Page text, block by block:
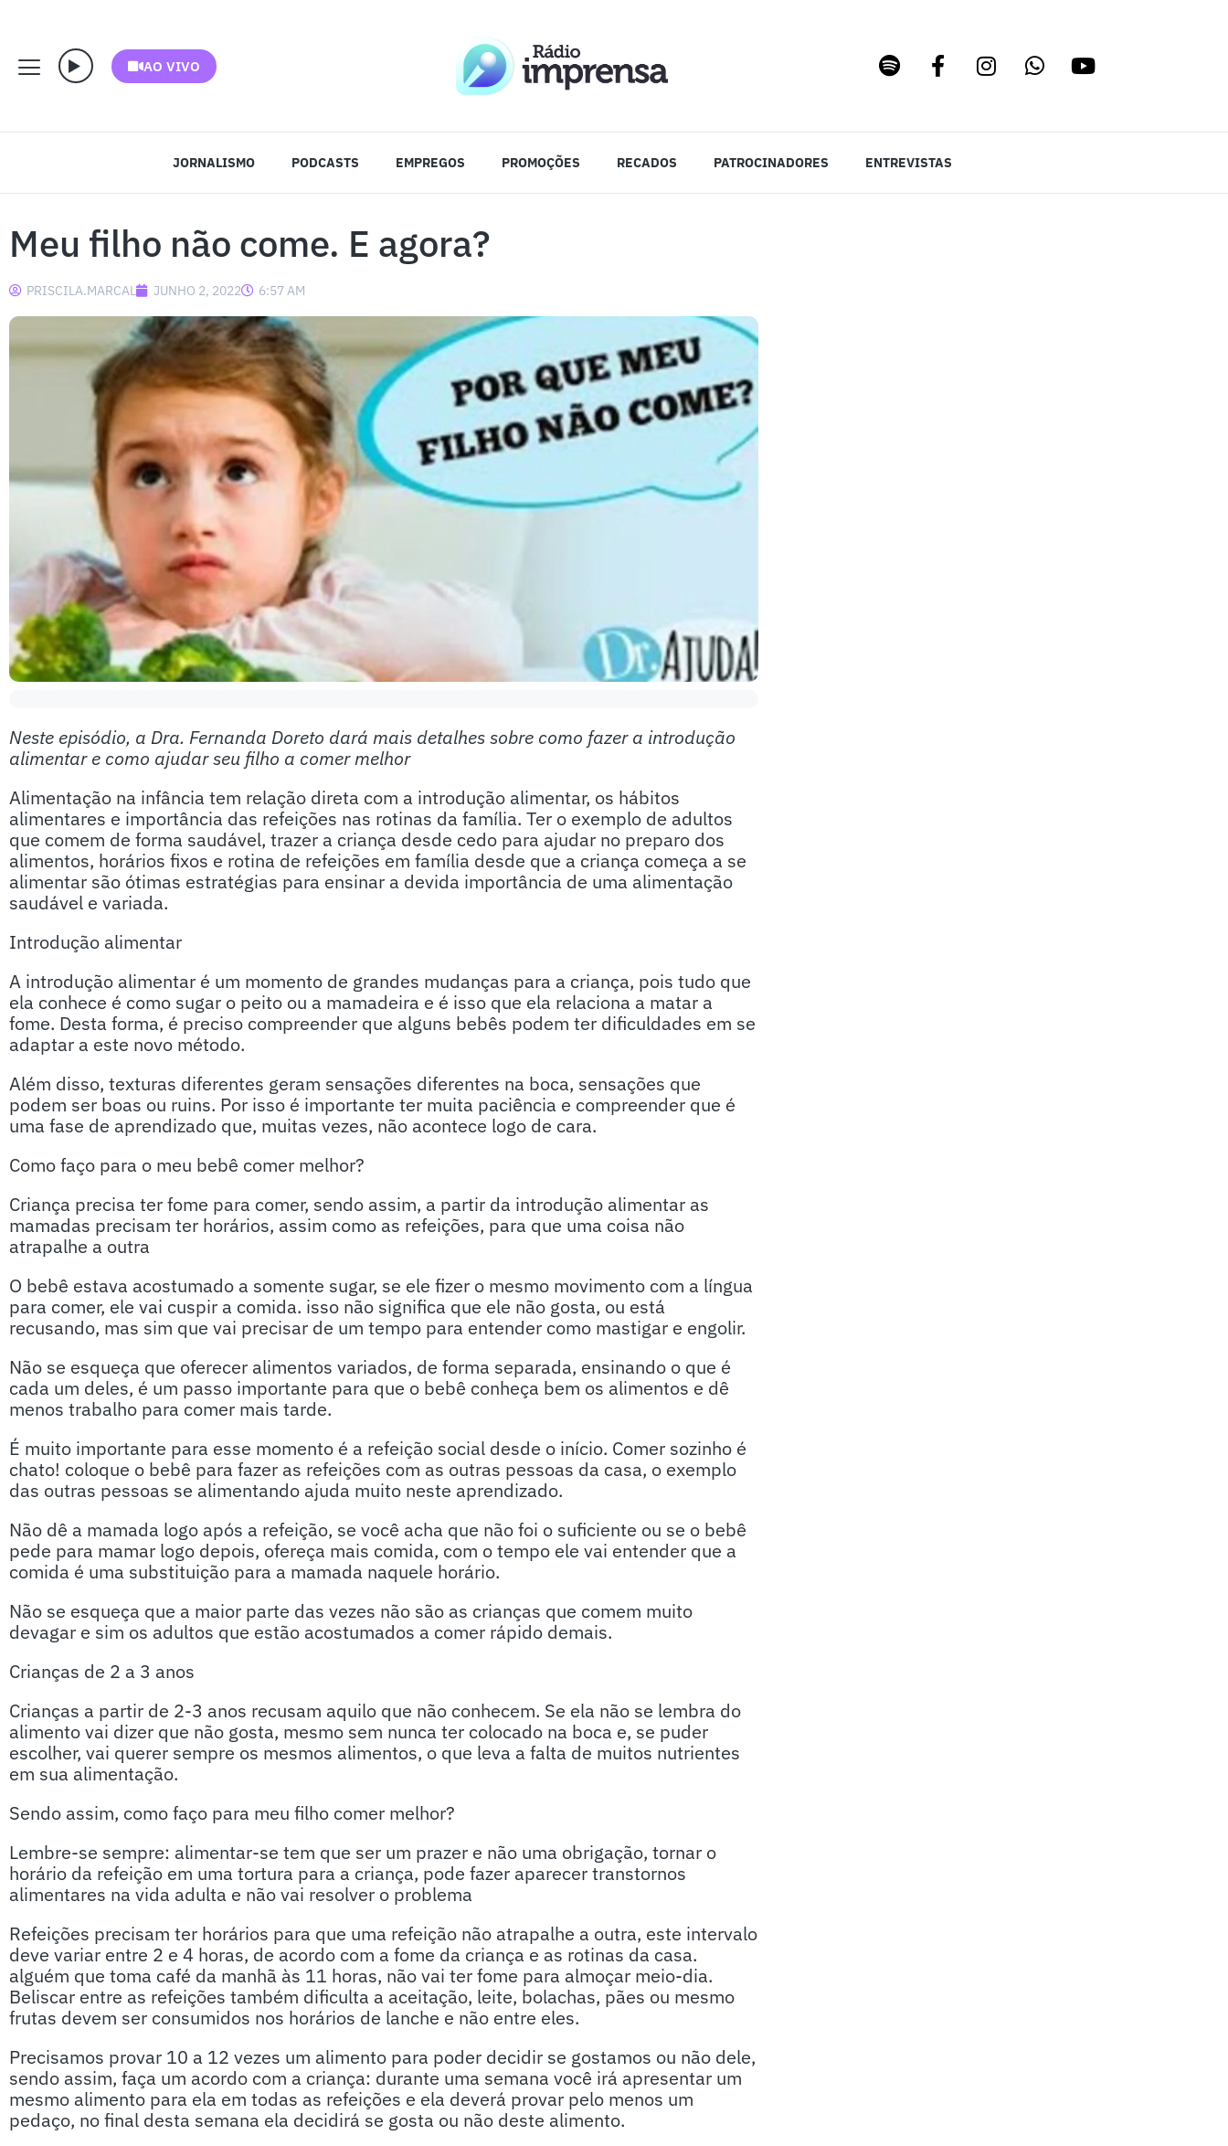
AO VIVO
JORNALISMO PODCASTS EMPREGOS PROMOÇÕES RECADOS PATROCINADORES ENTREVISTAS
Meu filho não come. E agora?
PRISCILA.MARCAL JUNHO 2, 2022 6:57 AM
Neste episódio, a Dra. Fernanda Doreto dará mais detalhes sobre como fazer a introdução
alimentar e como ajudar seu filho a comer melhor
Alimentação na infância tem relação direta com a introdução alimentar, os hábitos
alimentares e importância das refeições nas rotinas da família. Ter o exemplo de adultos
que comem de forma saudável, trazer a criança desde cedo para ajudar no preparo dos
alimentos, horários fixos e rotina de refeições em família desde que a criança começa a se
alimentar são ótimas estratégias para ensinar a devida importância de uma alimentação
saudável e variada.
Introdução alimentar
A introdução alimentar é um momento de grandes mudanças para a criança, pois tudo que
ela conhece é como sugar o peito ou a mamadeira e é isso que ela relaciona a matar a
fome. Desta forma, é preciso compreender que alguns bebês podem ter dificuldades em se
adaptar a este novo método.
Além disso, texturas diferentes geram sensações diferentes na boca, sensações que
podem ser boas ou ruins. Por isso é importante ter muita paciência e compreender que é
uma fase de aprendizado que, muitas vezes, não acontece logo de cara.
Como faço para o meu bebê comer melhor?
Criança precisa ter fome para comer, sendo assim, a partir da introdução alimentar as
mamadas precisam ter horários, assim como as refeições, para que uma coisa não
atrapalhe a outra
O bebê estava acostumado a somente sugar, se ele fizer o mesmo movimento com a língua
para comer, ele vai cuspir a comida. isso não significa que ele não gosta, ou está
recusando, mas sim que vai precisar de um tempo para entender como mastigar e engolir.
Não se esqueça que oferecer alimentos variados, de forma separada, ensinando o que é
cada um deles, é um passo importante para que o bebê conheça bem os alimentos e dê
menos trabalho para comer mais tarde.
É muito importante para esse momento é a refeição social desde o início. Comer sozinho é
chato! coloque o bebê para fazer as refeições com as outras pessoas da casa, o exemplo
das outras pessoas se alimentando ajuda muito neste aprendizado.
Não dê a mamada logo após a refeição, se você acha que não foi o suficiente ou se o bebê
pede para mamar logo depois, ofereça mais comida, com o tempo ele vai entender que a
comida é uma substituição para a mamada naquele horário.
Não se esqueça que a maior parte das vezes não são as crianças que comem muito
devagar e sim os adultos que estão acostumados a comer rápido demais.
Crianças de 2 a 3 anos
Crianças a partir de 2-3 anos recusam aquilo que não conhecem. Se ela não se lembra do
alimento vai dizer que não gosta, mesmo sem nunca ter colocado na boca e, se puder
escolher, vai querer sempre os mesmos alimentos, o que leva a falta de muitos nutrientes
em sua alimentação.
Sendo assim, como faço para meu filho comer melhor?
Lembre-se sempre: alimentar-se tem que ser um prazer e não uma obrigação, tornar o
horário da refeição em uma tortura para a criança, pode fazer aparecer transtornos
alimentares na vida adulta e não vai resolver o problema
Refeições precisam ter horários para que uma refeição não atrapalhe a outra, este intervalo
deve variar entre 2 e 4 horas, de acordo com a fome da criança e as rotinas da casa.
alguém que toma café da manhã às 11 horas, não vai ter fome para almoçar meio-dia.
Beliscar entre as refeições também dificulta a aceitação, leite, bolachas, pães ou mesmo
frutas devem ser consumidos nos horários de lanche e não entre eles.
Precisamos provar 10 a 12 vezes um alimento para poder decidir se gostamos ou não dele,
sendo assim, faça um acordo com a criança: durante uma semana você irá apresentar um
mesmo alimento para ela em todas as refeições e ela deverá provar pelo menos um
pedaço, no final desta semana ela decidirá se gosta ou não deste alimento.